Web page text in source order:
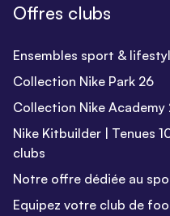
Offres clubs
Ensembles sport &
Collection Nike Park 26
Collection Nike Academy
Nike Kitbuilder | Tenues
clubs
Notre offre dédiée au
Equipez votre club de